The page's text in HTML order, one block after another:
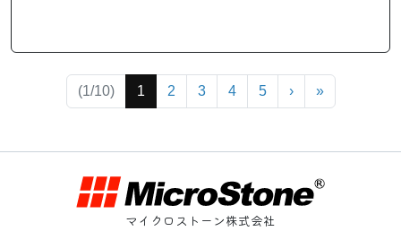
(1/10) 1 (current)
2 3 4 5 › »
マイクロストーン株式会社